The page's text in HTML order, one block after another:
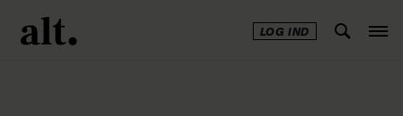
LOG IND